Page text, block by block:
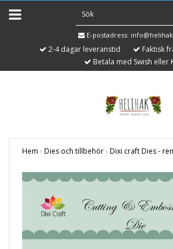
E-postadress:
2-4 dagar leveranstid
Faktisk
Betala med Swish eller
Hem › Dies och tillbehör› Dixi craft Dies -